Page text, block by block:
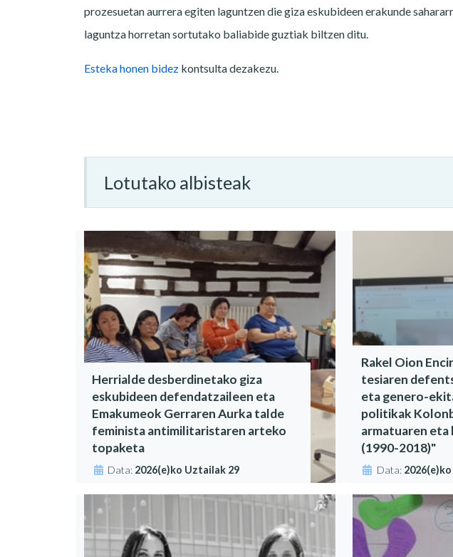
prozesuetan aurrera egiten laguntzen die giza eskubideen erakunde
laguntza horretan sortutako baliabide guztiak biltzen ditu.
Esteka honen bidez kontsulta dezakezu.
Lotutako albisteak
Herrialde desberdinetako giza
eskubideen defendatzaileen eta
Emakumeok Gerraren Aurka talde
feminista antimilitaristaren arteko
topaketa
Data: 2026(e)ko Uztailak 29
Rakel Oion
tesiaren
eta genero-
politikak
armatuaren eta
(1990-2018)"
Data: